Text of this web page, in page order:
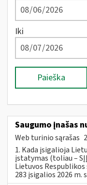
Iki
Paieška
Saugumo įnašas
Web turinio sąrašas
1. Kada įsigalioja
įstatymas (toliau –
Lietuvos
283 įsigalios 2026 m.